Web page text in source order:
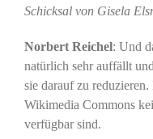
Schicksal von Gisela
Norbert Reichel: Und
natürlich sehr auffällt
sie darauf zu reduzieren.
Wikimedia Commons
verfügbar sind.